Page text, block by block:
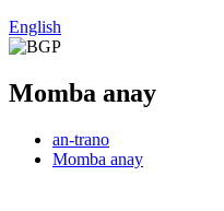
English
Momba anay
an-trano
Momba anay